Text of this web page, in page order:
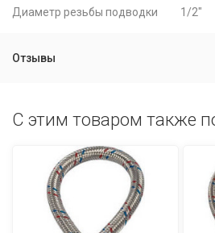
Диаметр резьбы подводки 1/2"
Отзывы
C этим товаром также